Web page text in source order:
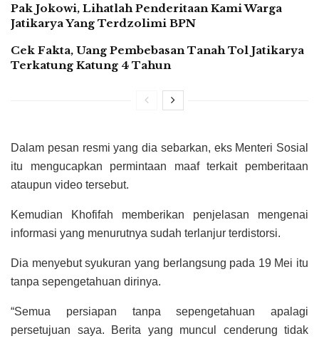
Pak Jokowi, Lihatlah Penderitaan Kami Warga
Jatikarya Yang Terdzolimi BPN
Cek Fakta, Uang Pembebasan Tanah Tol Jatikarya
Terkatung Katung 4 Tahun
Dalam pesan resmi yang dia sebarkan, eks Menteri Sosial
itu mengucapkan permintaan maaf terkait pemberitaan
ataupun video tersebut.
Kemudian Khofifah memberikan penjelasan mengenai
informasi yang menurutnya sudah terlanjur terdistorsi.
Dia menyebut syukuran yang berlangsung pada 19 Mei itu
tanpa sepengetahuan dirinya.
“Semua persiapan tanpa sepengetahuan apalagi
persetujuan saya. Berita yang muncul cenderung tidak